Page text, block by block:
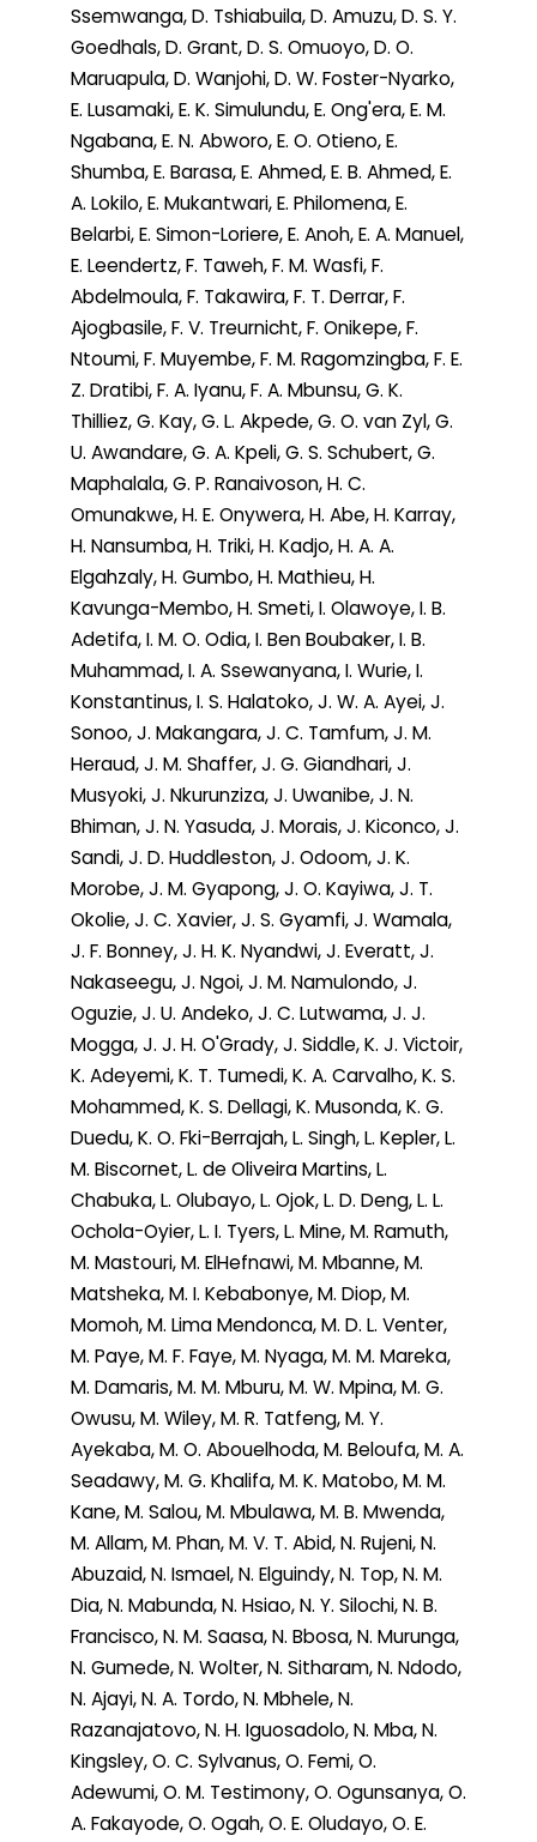
Ssemwanga, D. Tshiabuila, D. Amuzu, D. S. Y.
Goedhals, D. Grant, D. S. Omuoyo, D. O.
Maruapula, D. Wanjohi, D. W. Foster-Nyarko,
E. Lusamaki, E. K. Simulundu, E. Ong'era, E. M.
Ngabana, E. N. Abworo, E. O. Otieno, E.
Shumba, E. Barasa, E. Ahmed, E. B. Ahmed, E.
A. Lokilo, E. Mukantwari, E. Philomena, E.
Belarbi, E. Simon-Loriere, E. Anoh, E. A. Manuel,
E. Leendertz, F. Taweh, F. M. Wasfi, F.
Abdelmoula, F. Takawira, F. T. Derrar, F.
Ajogbasile, F. V. Treurnicht, F. Onikepe, F.
Ntoumi, F. Muyembe, F. M. Ragomzingba, F. E.
Z. Dratibi, F. A. Iyanu, F. A. Mbunsu, G. K.
Thilliez, G. Kay, G. L. Akpede, G. O. van Zyl, G.
U. Awandare, G. A. Kpeli, G. S. Schubert, G.
Maphalala, G. P. Ranaivoson, H. C.
Omunakwe, H. E. Onywera, H. Abe, H. Karray,
H. Nansumba, H. Triki, H. Kadjo, H. A. A.
Elgahzaly, H. Gumbo, H. Mathieu, H.
Kavunga-Membo, H. Smeti, I. Olawoye, I. B.
Adetifa, I. M. O. Odia, I. Ben Boubaker, I. B.
Muhammad, I. A. Ssewanyana, I. Wurie, I.
Konstantinus, I. S. Halatoko, J. W. A. Ayei, J.
Sonoo, J. Makangara, J. C. Tamfum, J. M.
Heraud, J. M. Shaffer, J. G. Giandhari, J.
Musyoki, J. Nkurunziza, J. Uwanibe, J. N.
Bhiman, J. N. Yasuda, J. Morais, J. Kiconco, J.
Sandi, J. D. Huddleston, J. Odoom, J. K.
Morobe, J. M. Gyapong, J. O. Kayiwa, J. T.
Okolie, J. C. Xavier, J. S. Gyamfi, J. Wamala,
J. F. Bonney, J. H. K. Nyandwi, J. Everatt, J.
Nakaseegu, J. Ngoi, J. M. Namulondo, J.
Oguzie, J. U. Andeko, J. C. Lutwama, J. J.
Mogga, J. J. H. O'Grady, J. Siddle, K. J. Victoir,
K. Adeyemi, K. T. Tumedi, K. A. Carvalho, K. S.
Mohammed, K. S. Dellagi, K. Musonda, K. G.
Duedu, K. O. Fki-Berrajah, L. Singh, L. Kepler, L.
M. Biscornet, L. de Oliveira Martins, L.
Chabuka, L. Olubayo, L. Ojok, L. D. Deng, L. L.
Ochola-Oyier, L. I. Tyers, L. Mine, M. Ramuth,
M. Mastouri, M. ElHefnawi, M. Mbanne, M.
Matsheka, M. I. Kebabonye, M. Diop, M.
Momoh, M. Lima Mendonca, M. D. L. Venter,
M. Paye, M. F. Faye, M. Nyaga, M. M. Mareka,
M. Damaris, M. M. Mburu, M. W. Mpina, M. G.
Owusu, M. Wiley, M. R. Tatfeng, M. Y.
Ayekaba, M. O. Abouelhoda, M. Beloufa, M. A.
Seadawy, M. G. Khalifa, M. K. Matobo, M. M.
Kane, M. Salou, M. Mbulawa, M. B. Mwenda,
M. Allam, M. Phan, M. V. T. Abid, N. Rujeni, N.
Abuzaid, N. Ismael, N. Elguindy, N. Top, N. M.
Dia, N. Mabunda, N. Hsiao, N. Y. Silochi, N. B.
Francisco, N. M. Saasa, N. Bbosa, N. Murunga,
N. Gumede, N. Wolter, N. Sitharam, N. Ndodo,
N. Ajayi, N. A. Tordo, N. Mbhele, N.
Razanajatovo, N. H. Iguosadolo, N. Mba, N.
Kingsley, O. C. Sylvanus, O. Femi, O.
Adewumi, O. M. Testimony, O. Ogunsanya, O.
A. Fakayode, O. Ogah, O. E. Oludayo, O. E.